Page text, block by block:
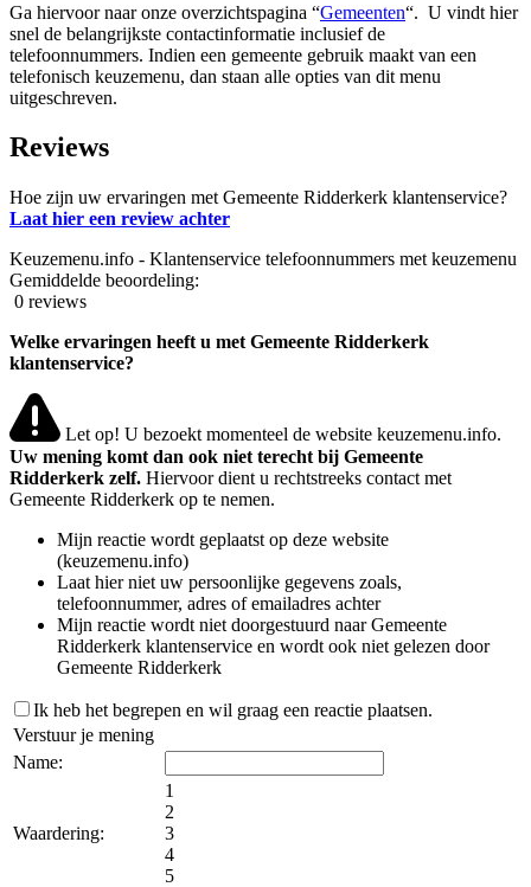
Ga hiervoor naar onze overzichtspagina “Gemeenten“. U vindt hier
snel de belangrijkste contactinformatie inclusief de
telefoonnummers. Indien een gemeente gebruik maakt van een
telefonisch keuzemenu, dan staan alle opties van dit menu
uitgeschreven.
Reviews
Hoe zijn uw ervaringen met Gemeente Ridderkerk klantenservice?
Laat hier een review achter
Keuzemenu.info - Klantenservice telefoonnummers met keuzemenu
Gemiddelde beoordeling:
0 reviews
Welke ervaringen heeft u met Gemeente Ridderkerk
klantenservice?
Let op! U bezoekt momenteel de website keuzemenu.info.
Uw mening komt dan ook niet terecht bij Gemeente
Ridderkerk zelf. Hiervoor dient u rechtstreeks contact met
Gemeente Ridderkerk op te nemen.
Mijn reactie wordt geplaatst op deze website
(keuzemenu.info)
Laat hier niet uw persoonlijke gegevens zoals,
telefoonnummer, adres of emailadres achter
Mijn reactie wordt niet doorgestuurd naar Gemeente
Ridderkerk klantenservice en wordt ook niet gelezen door
Gemeente Ridderkerk
Ik heb het begrepen en wil graag een reactie plaatsen.
Verstuur je mening
Name:
Waardering:
1
2
3
4
5